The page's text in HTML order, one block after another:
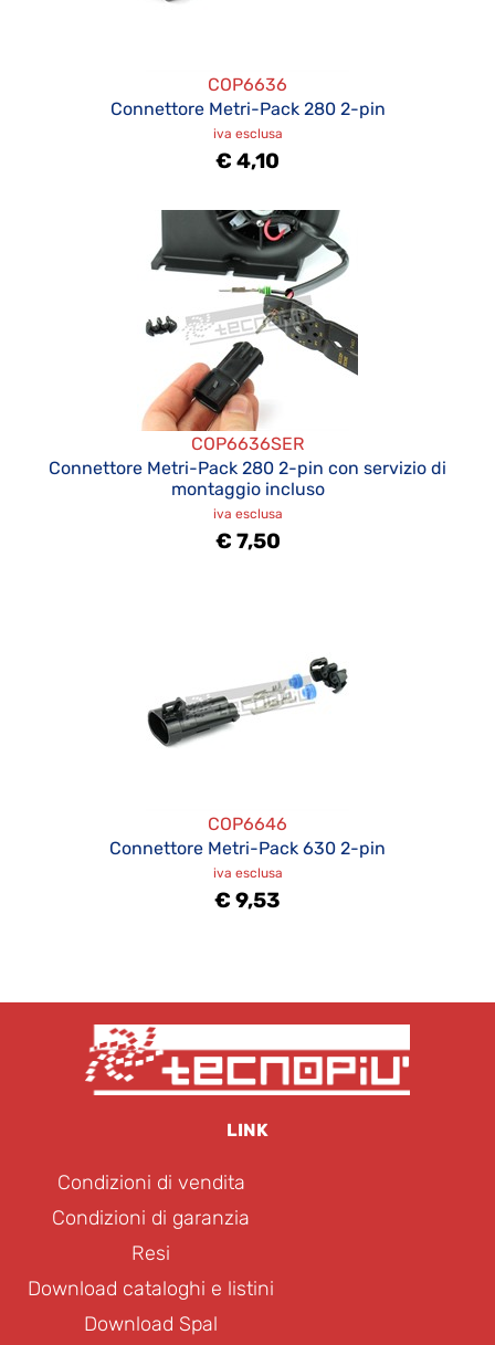
COP6636
Connettore Metri-Pack 280 2-pin
iva esclusa
€ 4,10
COP6636SER
Connettore Metri-Pack 280 2-pin con servizio di
montaggio incluso
iva esclusa
€ 7,50
COP6646
Connettore Metri-Pack 630 2-pin
iva esclusa
€ 9,53
LINK
Condizioni di vendita
Condizioni di garanzia
Resi
Download cataloghi e listini
Download Spal